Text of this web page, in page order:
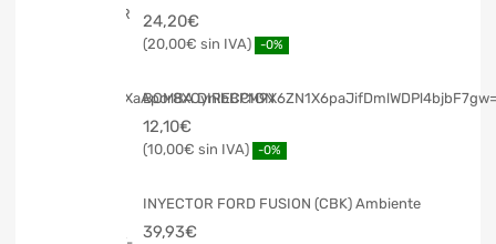
24,20€
20,00€ -0%
BOMBA DIRECCION
12,10€
10,00€ -0%
INYECTOR FORD FUSION (CBK) Ambiente
39,93€